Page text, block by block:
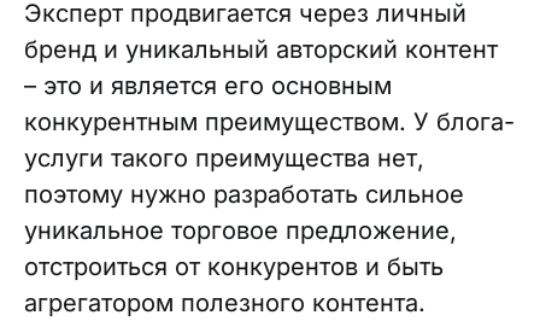
Эксперт продвигается через личный
бренд и уникальный авторский контент
– это и является его основным
конкурентным преимуществом. У блога-
услуги такого преимущества нет,
поэтому нужно разработать сильное
уникальное торговое предложение,
отстроиться от конкурентов и быть
агрегатором полезного контента.